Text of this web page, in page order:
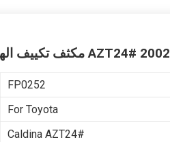
مكثف تكييف الهواء لسيارة تويوتا كالدينا AZT24# 2002
FP0252
For Toyota
Caldina AZT24#